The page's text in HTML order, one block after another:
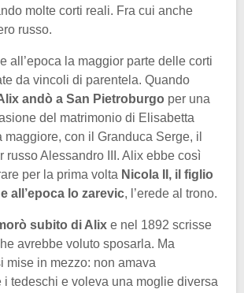
molte corti reali. Fra cui anche
russo.
all’epoca la maggior parte delle corti
da vincoli di parentela. Quando
andò a San Pietroburgo per una
del matrimonio di Elisabetta
maggiore, con il Granduca Serge, il
russo Alessandro III. Alix ebbe così
per la prima volta Nicola II, il figlio
all’epoca lo zarevic, l’erede al trono.
subito di Alix e nel 1892 scrisse
avrebbe voluto sposarla. Ma
mise in mezzo: non amava
i tedeschi e voleva una moglie diversa